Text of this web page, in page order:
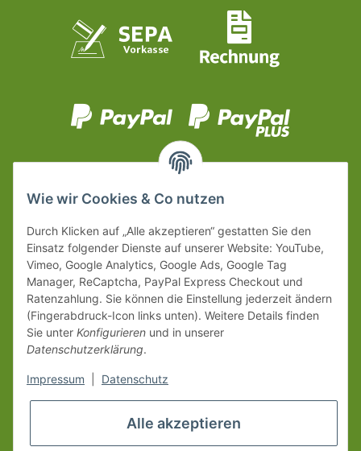
Wie wir Cookies & Co nutzen
Durch Klicken auf „Alle akzeptieren“ gestatten Sie den
Einsatz folgender Dienste auf unserer Website: YouTube,
Vimeo, Google Analytics, Google Ads, Google Tag
Manager, ReCaptcha, PayPal Express Checkout und
Ratenzahlung. Sie können die Einstellung jederzeit ändern
(Fingerabdruck-Icon links unten). Weitere Details finden
Sie unter Konfigurieren und in unserer
Datenschutzerklärung.
Impressum Datenschutz
Alle akzeptieren